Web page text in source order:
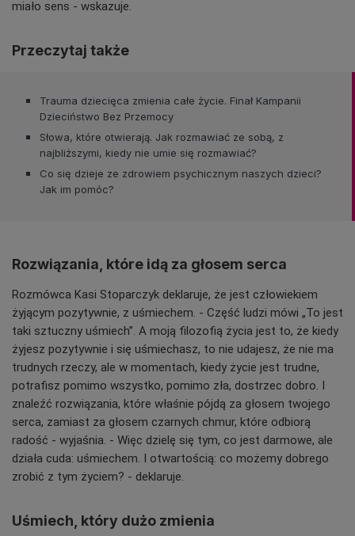
miało sens - wskazuje.
Przeczytaj także
Trauma dziecięca zmienia całe życie. Finał Kampanii
Dzieciństwo Bez Przemocy
Słowa, które otwierają. Jak rozmawiać ze sobą, z
najbliższymi, kiedy nie umie się rozmawiać?
Co się dzieje ze zdrowiem psychicznym naszych dzieci?
Jak im pomóc?
Rozwiązania, które idą za głosem serca
Rozmówca Kasi Stoparczyk deklaruje, że jest człowiekiem
żyjącym pozytywnie, z uśmiechem. - Część ludzi mówi „To jest
taki sztuczny uśmiech”. A moją filozofią życia jest to, że kiedy
żyjesz pozytywnie i się uśmiechasz, to nie udajesz, że nie ma
trudnych rzeczy, ale w momentach, kiedy życie jest trudne,
potrafisz pomimo wszystko, pomimo zła, dostrzec dobro. I
znaleźć rozwiązania, które właśnie pójdą za głosem twojego
serca, zamiast za głosem czarnych chmur, które odbiorą
radość - wyjaśnia. - Więc dzielę się tym, co jest darmowe, ale
działa cuda: uśmiechem. I otwartością: co możemy dobrego
zrobić z tym życiem? - deklaruje.
Uśmiech, który dużo zmienia